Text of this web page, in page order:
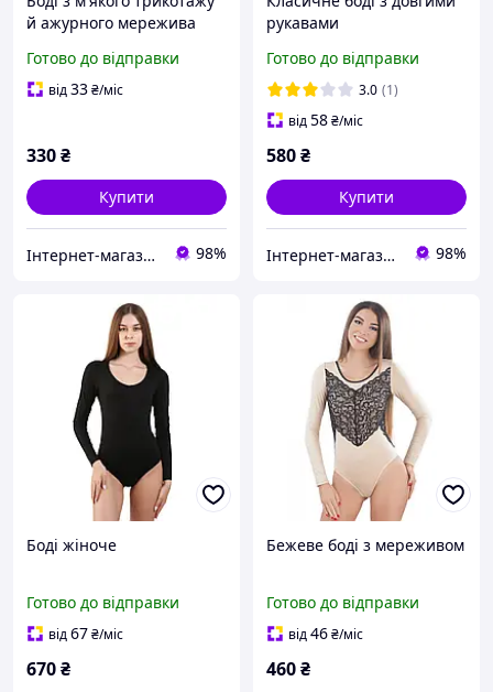
й ажурного мережива
Готово до відправки
від33₴/міс
330₴
Купити
Інтернет-магазин "Bolimi" 98%
рукавами
Готово до відправки
3.0 (1)
від58₴/міс
580₴
Купити
Інтернет-магазин "Bolimi" 98%
Боді жіноче
Готово до відправки
від67₴/міс
670₴
Бежеве боді з мереживом
Готово до відправки
від46₴/міс
460₴